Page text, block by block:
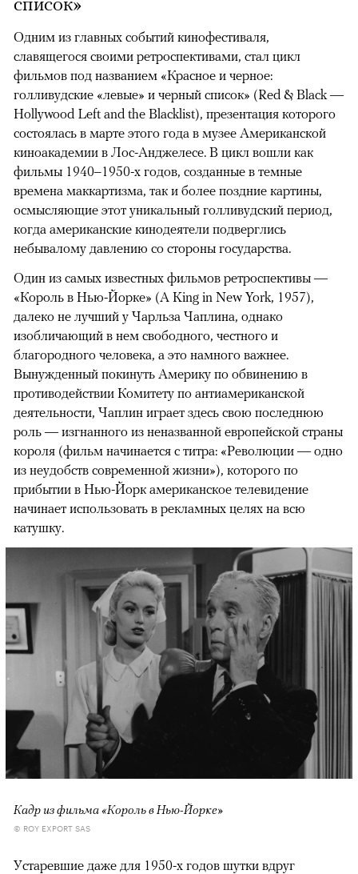
Одним из главных событий кинофестиваля,
славящегося своими ретроспективами, стал цикл
фильмов под названием «Красное и черное:
голливудские «левые» и черный список» (Red & Black —
Hollywood Left and the Blacklist), презентация которого
состоялась в марте этого года в музее Американской
киноакадемии в Лос-Анджелесе. В цикл вошли как
фильмы 1940–1950-х годов, созданные в темные
времена маккартизма, так и более поздние картины,
осмысляющие этот уникальный голливудский период,
когда американские кинодеятели подверглись
небывалому давлению со стороны государства.
Один из самых известных фильмов ретроспективы —
«Король в Нью-Йорке» (A King in New York, 1957),
далеко не лучший у Чарльза Чаплина, однако
изобличающий в нем свободного, честного и
благородного человека, а это намного важнее.
Вынужденный покинуть Америку по обвинению в
противодействии Комитету по антиамериканской
деятельности, Чаплин играет здесь свою последнюю
роль — изгнанного из неназванной европейской страны
короля (фильм начинается с титра: «Революции — одно
из неудобств современной жизни»), которого по
прибытии в Нью-Йорк американское телевидение
начинает использовать в рекламных целях на всю
катушку.
Кадр из фильма «Король в Нью-Йорке»
© ROY EXPORT SAS
Устаревшие даже для 1950-х годов шутки вдруг